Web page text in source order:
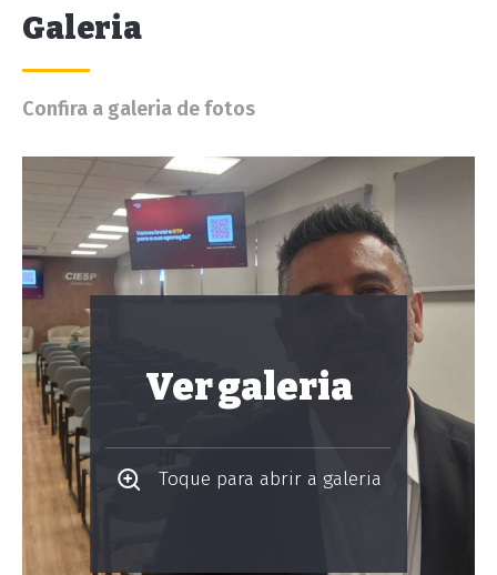
Galeria
Confira a galeria de fotos
Ver galeria
Toque para abrir a galeria